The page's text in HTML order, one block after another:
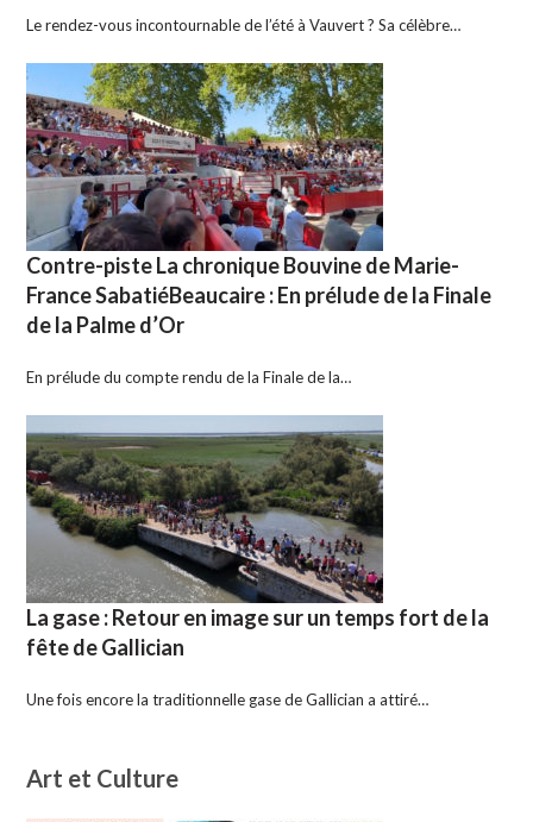
Le rendez-vous incontournable de l’été à Vauvert ? Sa célèbre…
Contre-piste La chronique Bouvine de Marie-
France SabatiéBeaucaire : En prélude de la Finale
de la Palme d’Or
En prélude du compte rendu de la Finale de la…
La gase : Retour en image sur un temps fort de la
fête de Gallician
Une fois encore la traditionnelle gase de Gallician a attiré…
Art et Culture